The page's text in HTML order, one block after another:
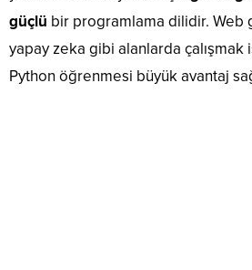
güçlü bir programlama dilidir. Web
yapay zeka gibi alanlarda çalışmak
Python öğrenmesi büyük avantaj